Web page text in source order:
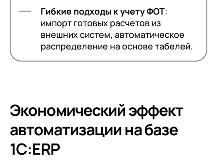
Гибкие подходы к учету ФОТ:
импорт готовых расчетов из
внешних систем, автоматическое
распределение на основе табелей.
Экономический эффект
автоматизации на базе
1С:ERP